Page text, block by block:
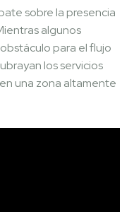
sobre la presencia
algunos
para el flujo
los servicios
una zona altamente